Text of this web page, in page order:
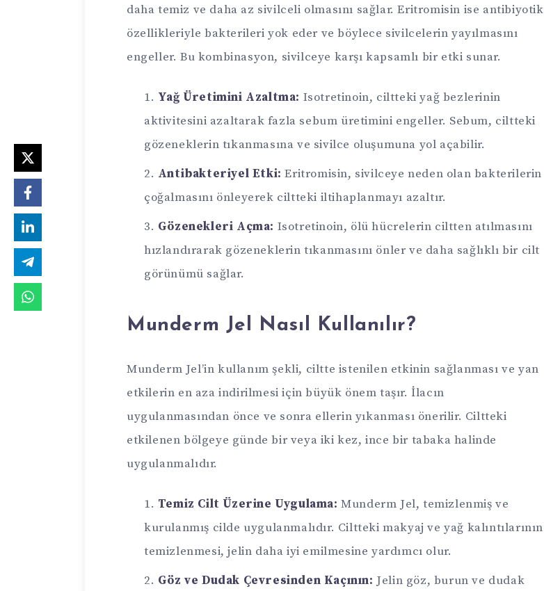
daha temiz ve daha az sivilceli olmasını sağlar. Eritromisin ise antibiyotik
özellikleriyle bakterileri yok eder ve böylece sivilcelerin yayılmasını
engeller. Bu kombinasyon, sivilceye karşı kapsamlı bir etki sunar.
Yağ Üretimini Azaltma: Isotretinoin, ciltteki yağ bezlerinin
aktivitesini azaltarak fazla sebum üretimini engeller. Sebum, ciltteki
gözeneklerin tıkanmasına ve sivilce oluşumuna yol açabilir.
Antibakteriyel Etki: Eritromisin, sivilceye neden olan bakterilerin
çoğalmasını önleyerek ciltteki iltihaplanmayı azaltır.
Gözenekleri Açma: Isotretinoin, ölü hücrelerin ciltten atılmasını
hızlandırarak gözeneklerin tıkanmasını önler ve daha sağlıklı bir cilt
görünümü sağlar.
Munderm Jel Nasıl Kullanılır?
Munderm Jel’in kullanım şekli, ciltte istenilen etkinin sağlanması ve yan
etkilerin en aza indirilmesi için büyük önem taşır. İlacın
uygulanmasından önce ve sonra ellerin yıkanması önerilir. Ciltteki
etkilenen bölgeye günde bir veya iki kez, ince bir tabaka halinde
uygulanmalıdır.
Temiz Cilt Üzerine Uygulama: Munderm Jel, temizlenmiş ve
kurulanmış cilde uygulanmalıdır. Ciltteki makyaj ve yağ kalıntılarının
temizlenmesi, jelin daha iyi emilmesine yardımcı olur.
Göz ve Dudak Çevresinden Kaçının: Jelin göz, burun ve dudak